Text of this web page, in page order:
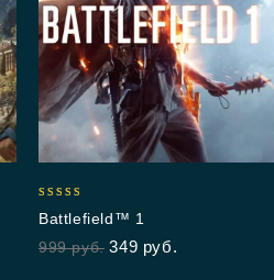
out of 5
Battlefield™ 1
999руб. 349 руб.